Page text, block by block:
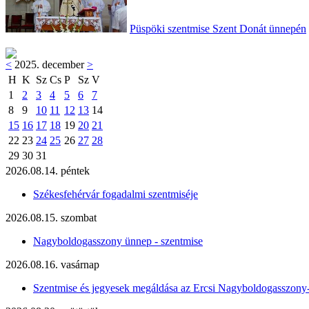
Püspöki szentmise Szent Donát ünnepén
< 2025. december>
H K Sz Cs P Sz V
1
2 3 4 5 6
7
8
9 10 11 12 13 14
15 16 17 18 19 20 21
22 23 24 25 26 27 28
29 30 31
2026.08.14. péntek
Székesfehérvár fogadalmi szentmiséje
2026.08.15. szombat
Nagyboldogasszony ünnep - szentmise
2026.08.16. vasárnap
Szentmise és jegyesek megáldása az Ercsi